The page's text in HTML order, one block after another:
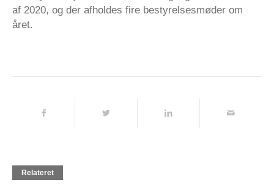
af 2020, og der afholdes fire bestyrelsesmøder om
året.
Relateret